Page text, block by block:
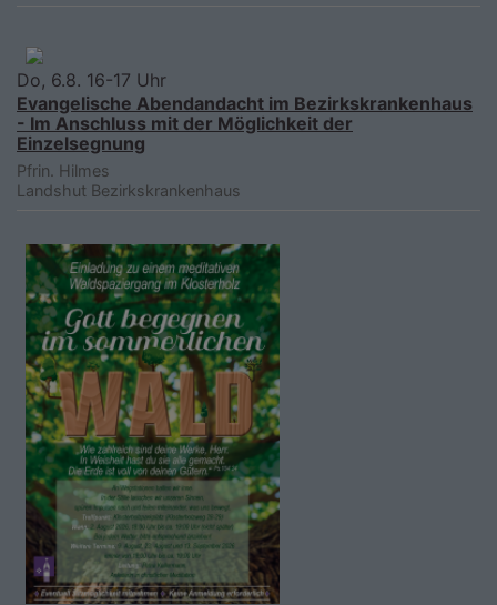
Do, 6.8. 16-17 Uhr
Evangelische Abendandacht im Bezirkskrankenhaus
- Im Anschluss mit der Möglichkeit der
Einzelsegnung
Pfrin. Hilmes
Landshut Bezirkskrankenhaus